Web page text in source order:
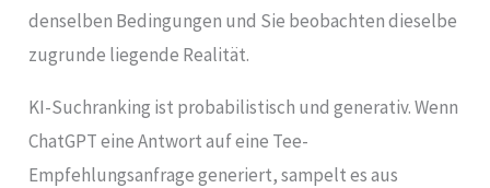
denselben Bedingungen und Sie beobachten dieselbe
zugrunde liegende Realität.
KI-Suchranking ist probabilistisch und generativ. Wenn
ChatGPT eine Antwort auf eine Tee-
Empfehlungsanfrage generiert, sampelt es aus